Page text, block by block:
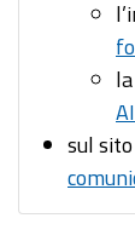
la
sul